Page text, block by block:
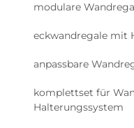
modulare
eckwandregale mit
anpassbare
komplettset für
Halterungssystem